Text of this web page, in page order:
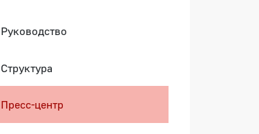
Руководство
Структура
Пресс-центр